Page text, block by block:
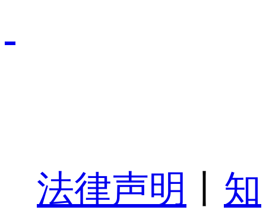
法律声明
知